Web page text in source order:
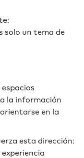
solo un tema de
la información
en la
esta dirección: